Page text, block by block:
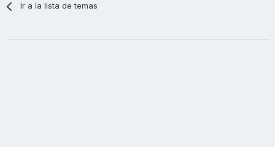
Ir a la lista de temas